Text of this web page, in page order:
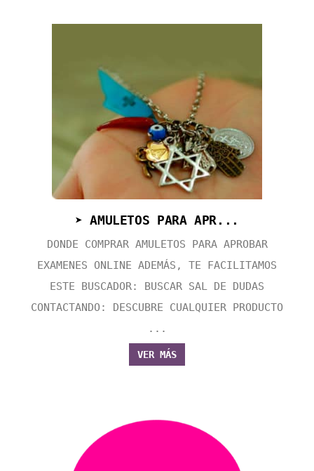
➤ AMULETOS PARA APR...
DONDE COMPRAR AMULETOS PARA APROBAR
EXAMENES ONLINE ADEMÁS, TE FACILITAMOS
ESTE BUSCADOR: BUSCAR SAL DE DUDAS
CONTACTANDO: DESCUBRE CUALQUIER PRODUCTO
...
VER MÁS